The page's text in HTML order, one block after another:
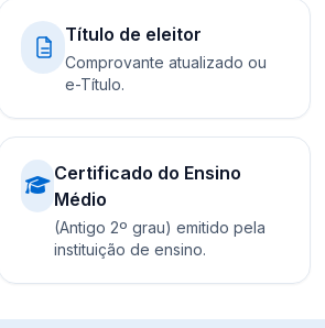
Título de eleitor
Comprovante atualizado ou
e-Título.
Certificado do Ensino
Médio
(Antigo 2º grau) emitido pela
instituição de ensino.